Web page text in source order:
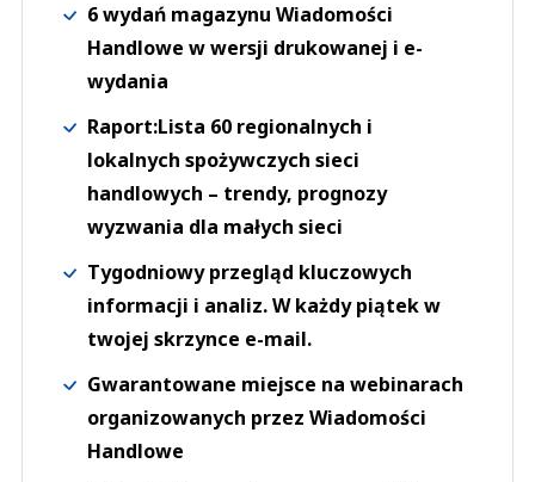
6 wydań magazynu Wiadomości
Handlowe w wersji drukowanej i e-
wydania
Raport:Lista 60 regionalnych i
lokalnych spożywczych sieci
handlowych – trendy, prognozy
wyzwania dla małych sieci
Tygodniowy przegląd kluczowych
informacji i analiz. W każdy piątek w
twojej skrzynce e-mail.
Gwarantowane miejsce na webinarach
organizowanych przez Wiadomości
Handlowe